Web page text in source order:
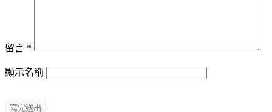
留言 *
顯示名稱